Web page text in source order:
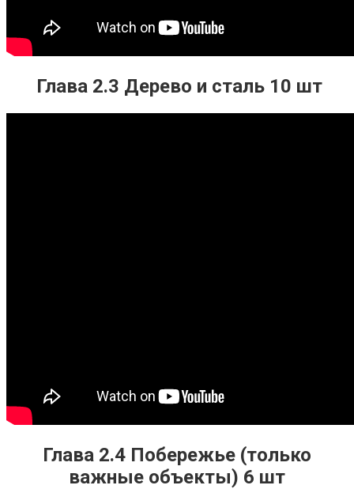
Глава 2.3 Дерево и сталь 10 шт
Глава 2.4 Побережье (только
важные объекты) 6 шт